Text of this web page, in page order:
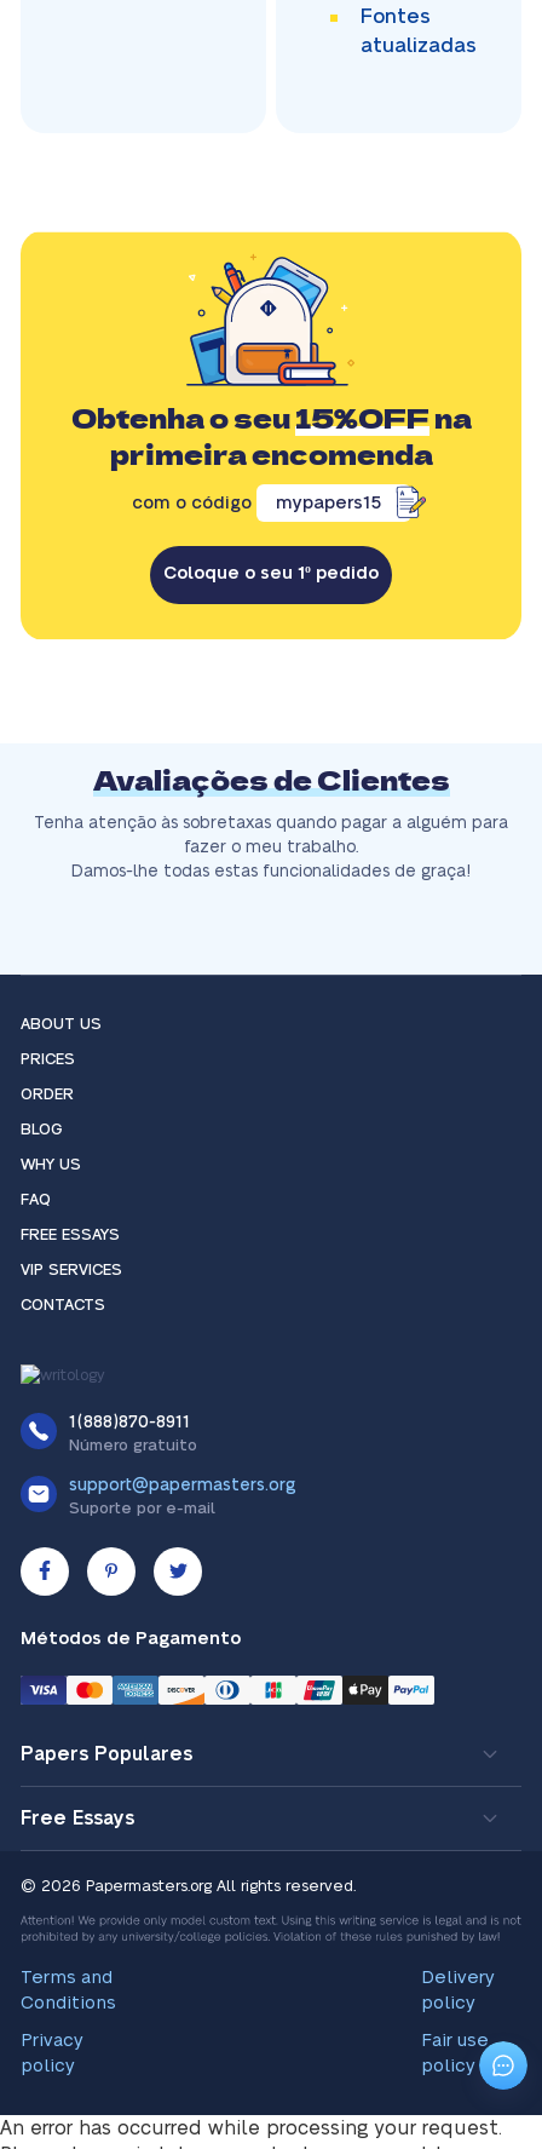
Fontes
atualizadas
Obtenha o seu15%OFFna
primeira encomenda
com o código mypapers15
Coloque o seu 1º pedido
Avaliações de Clientes
Tenha atenção às sobretaxas quando pagar a alguém para
fazer o meu trabalho.
Damos-lhe todas estas funcionalidades de graça!
ABOUT US
PRICES
ORDER
BLOG
WHY US
FAQ
FREE ESSAYS
VIP SERVICES
CONTACTS
1(888)870-8911
Número gratuito
support@papermasters.org
Suporte por e-mail
Métodos de Pagamento
Papers Populares
Free Essays
© 2026 Papermasters.org All rights reserved.
Terms and
Conditions
Privacy
policy
Delivery
policy
Fair use
policy
An error has occurred while processing your request.